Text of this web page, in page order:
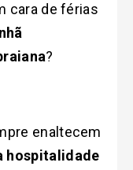
cara de férias
?
enaltecem
hospitalidade